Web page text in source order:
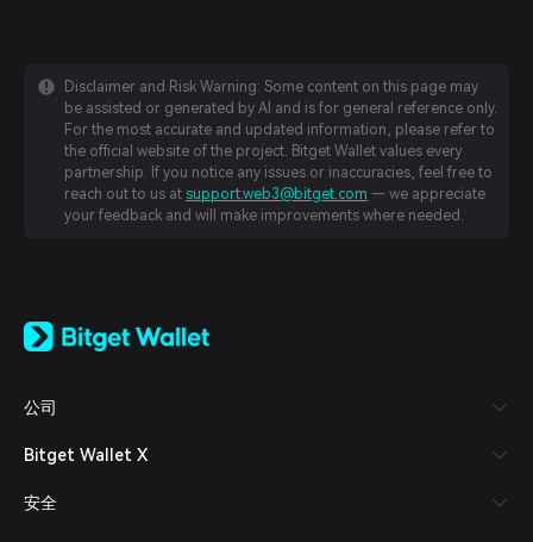
Disclaimer and Risk Warning: Some content on this page may
be assisted or generated by AI and is for general reference only.
For the most accurate and updated information, please refer to
the official website of the project. Bitget Wallet values every
partnership. If you notice any issues or inaccuracies, feel free to
reach out to us at support.web3@bitget.com — we appreciate
your feedback and will make improvements where needed.
日本語
Español (Latinoamérica)
Italiano
Deutsch
公司
Bitget Wallet X
安全